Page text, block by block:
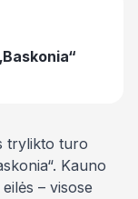
trylikto turo
Kauno
– visose